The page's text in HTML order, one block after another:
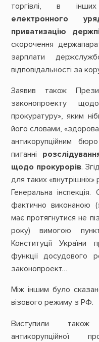
торгівлі, в
електронного
приватизацію
скорочення
зарплати
відповідальності за
Заявив також
законопроекту
прокуратуру», яким
його словами,
антикорупційним
питанні
щодо прокурорів.
для таких
Генеральна
фактично виконаною
має протягнутися не
року) вимогою
Конституції України
функції досудового
законопроект…
Між іншим було
візового режиму з РФ.
Виступили також
антикорупційної